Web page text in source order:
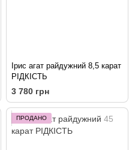
Ірис агат райдужний 8,5 карат
РІДКІСТЬ
3 780 грн
ПРОДАНО